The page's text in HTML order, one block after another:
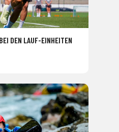
DEN LAUF-EINHEITEN